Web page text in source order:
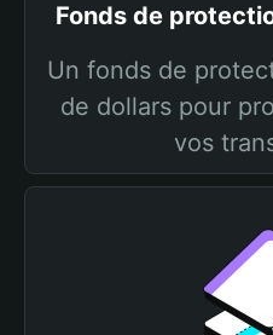
Fonds de
Un fonds de
de dollars pour
vos